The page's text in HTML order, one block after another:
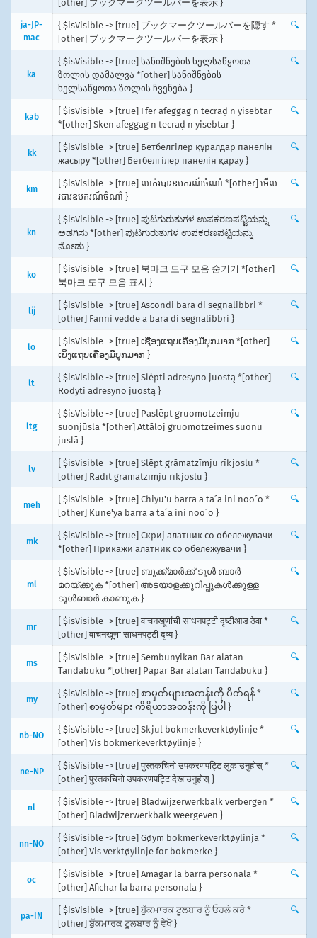
[other] ブックマークツールバーを表示 }
ja-JP-
mac
{ $isVisible -> [true] ブックマークツールバーを隠す *
[other] ブックマークツールバーを表示 }
🔍
ka
{ $isVisible -> [true] სანიშნების ხელსაწყოთა
ზოლის დამალვა *[other] სანიშნების
ხელსაწყოთა ზოლის ჩვენება }
🔍
kab
{ $isVisible -> [true] Ffer afeggag n tecraḍ n yisebtar
*[other] Sken afeggag n tecraḍ n yisebtar }
🔍
kk
{ $isVisible -> [true] Бетбелгілер құралдар панелін
жасыру *[other] Бетбелгілер панелін қарау }
🔍
km
{ $isVisible -> [true] លាក់របារឧបករណ៍ចំណាំ *[other] មើល​
របារ​ឧបករណ៍​ចំណាំ }
🔍
kn
{ $isVisible -> [true] ‍ಪುಟಗುರುತುಗಳ ಉಪಕರಣಪಟ್ಟಿಯನ್ನು
ಅಡಗಿಸು *[other] ಪುಟಗುರುತುಗಳ ಉಪಕರಣಪಟ್ಟಿಯನ್ನು
ನೋಡು }
🔍
ko
{ $isVisible -> [true] 북마크 도구 모음 숨기기 *[other]
북마크 도구 모음 표시 }
🔍
lij
{ $isVisible -> [true] Ascondi bara di segnalibbri *
[other] Fanni vedde a bara di segnalibbri }
🔍
lo
{ $isVisible -> [true] ເຊື່ອງແຖບເຄື່ອງມືບຸກມາກ *[other]
ເບິງແຖບເຄື່ອງມືບຸກມາກ }
🔍
lt
{ $isVisible -> [true] Slėpti adresyno juostą *[other]
Rodyti adresyno juostą }
🔍
ltg
{ $isVisible -> [true] Paslēpt gruomotzeimju
suonjūsla *[other] Attāloj gruomotzeimes suonu
juslā }
🔍
lv
{ $isVisible -> [true] Slēpt grāmatzīmju rīkjoslu *
[other] Rādīt grāmatzīmju rīkjoslu }
🔍
meh
{ $isVisible -> [true] Chiyu'u barra a ta´a ini noo´o *
[other] Kune'ya barra a ta´a ini noo´o }
🔍
mk
{ $isVisible -> [true] Скриј алатник со обележувачи
*[other] Прикажи алатник со обележувачи }
🔍
ml
{ $isVisible -> [true] ബുക്ക്മാർക്ക് ടൂൾ ബാർ
മറയ്ക്കുക *[other] അടയാളക്കുറിപ്പുകള്‍ക്കുള്ള
ടൂള്‍ബാര്‍ കാണുക }
🔍
mr
{ $isVisible -> [true] वाचनखूणांची साधनपट्टी दृष्टीआड ठेवा *
[other] वाचनखूणा साधनपट्टी दृष्य }
🔍
ms
{ $isVisible -> [true] Sembunyikan Bar alatan
Tandabuku *[other] Papar Bar alatan Tandabuku }
🔍
my
{ $isVisible -> [true] စာမှတ်များအတန်းကို ပိတ်ရန် *
[other] စာမှတ်များ ကိရိယာအတန်းကို ပြပါ }
🔍
nb-NO
{ $isVisible -> [true] Skjul bokmerkeverktøylinje *
[other] Vis bokmerkeverktøylinje }
🔍
ne-NP
{ $isVisible -> [true] पुस्तकचिनो उपकरणपट्टि लुकाउनुहोस् *
[other] पुस्तकचिनो उपकरणपट्टि देखाउनुहोस् }
🔍
nl
{ $isVisible -> [true] Bladwijzerwerkbalk verbergen *
[other] Bladwijzerwerkbalk weergeven }
🔍
nn-NO
{ $isVisible -> [true] Gøym bokmerkeverktøylinja *
[other] Vis verktøylinje for bokmerke }
🔍
oc
{ $isVisible -> [true] Amagar la barra personala *
[other] Afichar la barra personala }
🔍
pa-IN
{ $isVisible -> [true] ਬੁੱਕਮਾਰਕ ਟੂਲਬਾਰ ਨੂੰ ਓਹਲੇ ਕਰੋ *
[other] ਬੁੱਕਮਾਰਕ ਟੂਲਬਾਰ ਨੂੰ ਵੇਖੋ }
🔍